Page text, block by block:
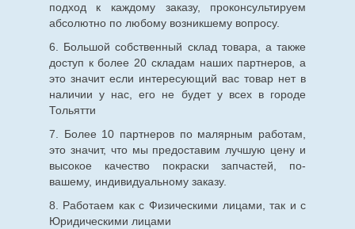
подход к каждому заказу, проконсультируем
абсолютно по любому возникшему вопросу.
6. Большой собственный склад товара, а также
доступ к более 20 складам наших партнеров, а
это значит если интересующий вас товар нет в
наличии у нас, его не будет у всех в городе
Тольятти
7. Более 10 партнеров по малярным работам,
это значит, что мы предоставим лучшую цену и
высокое качество покраски запчастей, по-
вашему, индивидуальному заказу.
8. Работаем как с Физическими лицами, так и с
Юридическими лицами